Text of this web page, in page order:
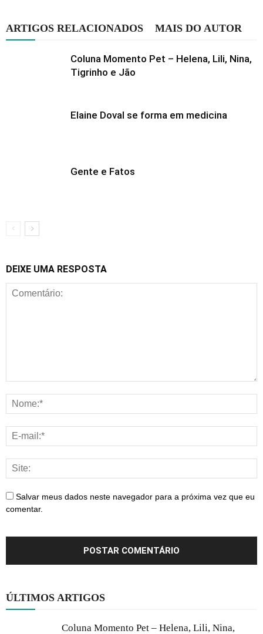
ARTIGOS RELACIONADOS MAIS DO AUTOR
Coluna Momento Pet – Helena, Lili, Nina,
Tigrinho e Jão
Elaine Doval se forma em medicina
Gente e Fatos
DEIXE UMA RESPOSTA
Salvar meus dados neste navegador para a próxima vez que eu
comentar.
ÚLTIMOS ARTIGOS
Coluna Momento Pet – Helena, Lili, Nina,